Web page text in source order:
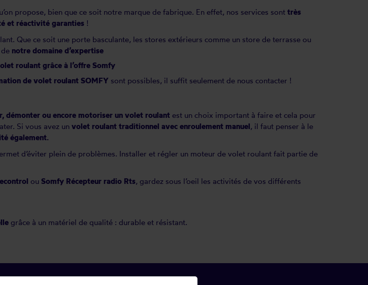
propose, bien que ce soit notre marque de fabrique. En effet, nos services sont très
et réactivité garanties !
Que ce soit une porte basculante, les stores extérieurs comme un store de terrasse ou
notre domaine d’expertise
roulant grâce à l’offre Somfy
de volet roulant SOMFY sont possibles, il suffit seulement de nous contacter !
démonter ou encore motoriser un volet roulant est un choix important à faire et cela pour
Si vous avez un volet roulant traditionnel avec enroulement manuel, il faut penser à le
également.
d’éviter plein de problèmes. Installer et régler un moteur de volet roulant fait partie de
ou Somfy Récepteur radio Rts, gardez sous l’oeil les activités de vos différents
grâce à un matériel de qualité : durable et résistant.